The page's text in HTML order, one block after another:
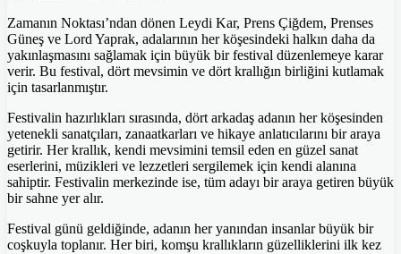
Zamanın Noktası’ndan dönen Leydi Kar, Prens Çiğdem, Prenses
Güneş ve Lord Yaprak, adalarının her köşesindeki halkın daha da
yakınlaşmasını sağlamak için büyük bir festival düzenlemeye karar
verir. Bu festival, dört mevsimin ve dört krallığın birliğini kutlamak
için tasarlanmıştır.
Festivalin hazırlıkları sırasında, dört arkadaş adanın her köşesinden
yetenekli sanatçıları, zanaatkarları ve hikaye anlatıcılarını bir araya
getirir. Her krallık, kendi mevsimini temsil eden en güzel sanat
eserlerini, müzikleri ve lezzetleri sergilemek için kendi alanına
sahiptir. Festivalin merkezinde ise, tüm adayı bir araya getiren büyük
bir sahne yer alır.
Festival günü geldiğinde, adanın her yanından insanlar büyük bir
coşkuyla toplanır. Her biri, komşu krallıkların güzelliklerini ilk kez